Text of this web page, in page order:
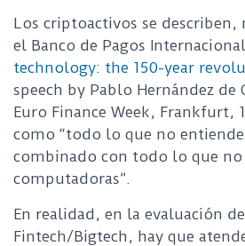
Los criptoactivos se
el Banco de Pagos
technology: the 150-year
speech by Pablo Hernández de
Euro Finance Week, Frankfurt,
como “todo lo que no
combinado con todo lo que no
computadoras”.
En realidad, en la evaluación
Fintech/Bigtech, hay que